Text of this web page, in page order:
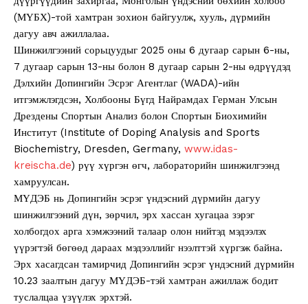
(МҮБХ)-той хамтран зохион байгуулж, хууль, дүрмийн
дагуу авч ажиллалаа.
Шинжилгээний сорьцуудыг 2025 оны 6 дугаар сарын 6-ны,
7 дугаар сарын 13-ны болон 8 дугаар сарын 2-ны өдрүүдэд
Дэлхийн Допингийн Эсрэг Агентлаг (WADA)-ийн
итгэмжлэгдсэн, Холбооны Бүгд Найрамдах Герман Улсын
Дрездены Спортын Анализ болон Спортын Биохимийн
Институт (Institute of Doping Analysis and Sports
Biochemistry, Dresden, Germany, www.idas-
kreischa.de) рүү хүргэн өгч, лабораторийн шинжилгээнд
хамруулсан.
МҮДЭБ нь Допингийн эсрэг үндэсний дүрмийн дагуу
шинжилгээний дүн, зөрчил, эрх хассан хугацаа зэрэг
холбогдох арга хэмжээний талаар олон нийтэд мэдээлэх
үүрэгтэй бөгөөд дараах мэдээллийг нээлттэй хүргэж байна.
Эрх хасагдсан тамирчид Допингийн эсрэг үндэсний дүрмийн
10.23 заалтын дагуу МҮДЭБ-тэй хамтран ажиллаж бодит
туслалцаа үзүүлэх эрхтэй.